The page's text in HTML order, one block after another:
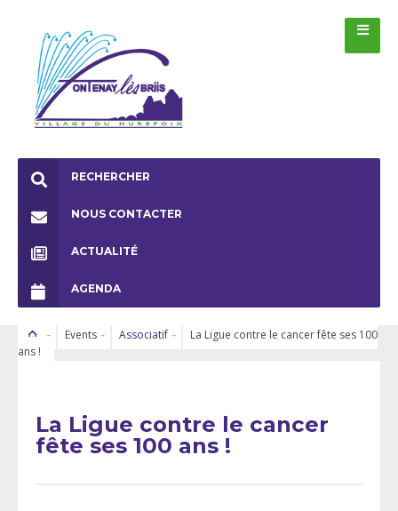
RECHERCHER
NOUS CONTACTER
ACTUALITÉ
AGENDA
Events Associatif
La Ligue contre le cancer fête ses 100
ans !
La Ligue contre le cancer
fête ses 100 ans !